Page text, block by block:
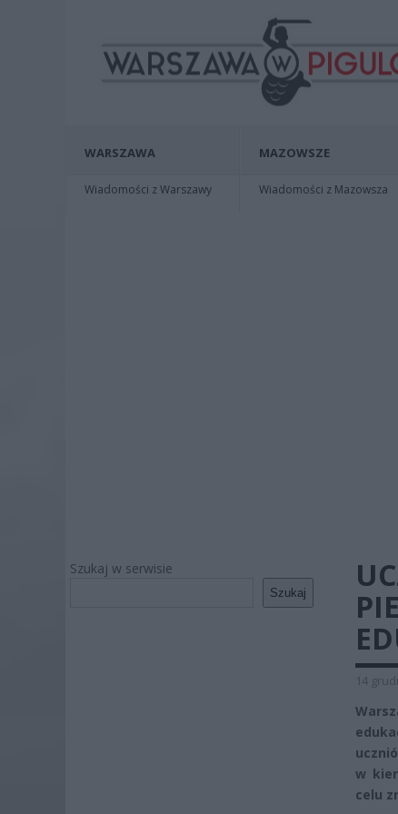
WARSZAWA
Wiadomości z Warszawy
MAZOWSZE
Wiadomości z Mazowsza
Szukaj w serwisie
Szukaj
14
w
celu